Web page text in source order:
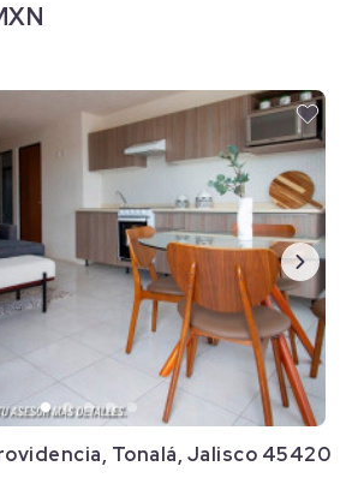
Tonalá, Jalisco 45420